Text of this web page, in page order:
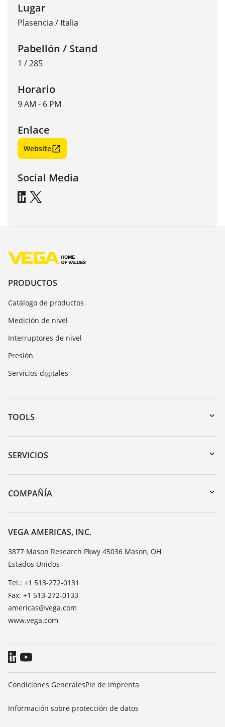
Lugar
Plasencia / Italia
Pabellón / Stand
1 / 285
Horario
9 AM - 6 PM
Enlace
Website
Social Media
PRODUCTOS
Catálogo de productos
Medición de nivel
Interruptores de nivel
Presión
Servicios digitales
TOOLS
Zona de descarga
Búsqueda por número de serie
DTM Collection/PACTware
SERVICIOS
Devolución de instrumentos
Cursos de formacion
TeamViewer
COMPAÑÍA
Acerca de VEGA
Contacto
Notícias
Prensa
Blog
VEGA AMERICAS, INC.
3877 Mason Research Pkwy 45036 Mason, OH
Estados Unidos
Tel.: +1 513-272-0131
Fax: +1 513-272-0133
americas@vega.com
www.vega.com
Condiciones GeneralesPie de imprenta
Información sobre protección de datos